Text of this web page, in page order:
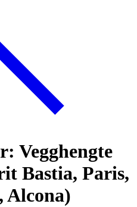
Vegghengte
Bastia, Paris,
Alcona)